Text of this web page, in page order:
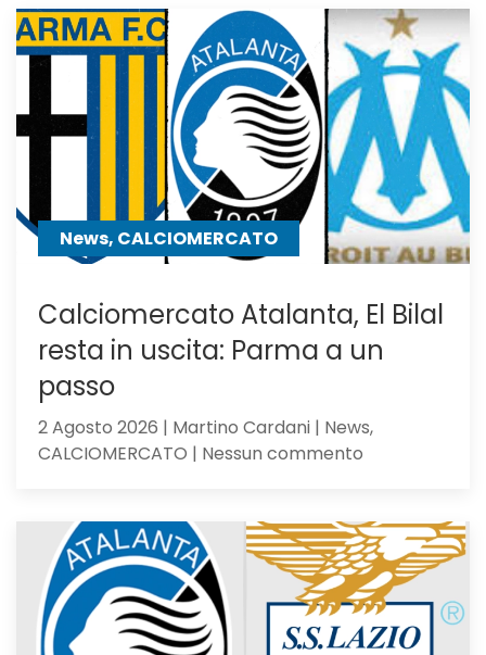
Asllani
dell’Inter
a
centrocampo
News, CALCIOMERCATO
Calciomercato Atalanta, El Bilal
resta in uscita: Parma a un
passo
2 Agosto 2026 | Martino Cardani | News,
CALCIOMERCATO | Nessun commento
El
Bilal
resta
in
uscita: